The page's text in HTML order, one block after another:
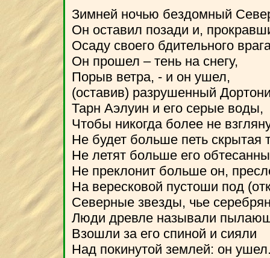
Зимней ночью бездомный
Он оставил позади и,
Осаду своего бдительного
Он прошел – тень на снегу,
Порыв ветра, - и он ушел,
(оставив) разрушенный
Тарн Аэлуин и его серые воды,
Чтобы никогда более не
Не будет больше петь скрытая
Не летят больше его
Не преклонит больше он,
На вересковой пустоши под
Северные звезды, чье
Люди древле называли
Взошли за его спиной и сияли
Над покинутой землей: он